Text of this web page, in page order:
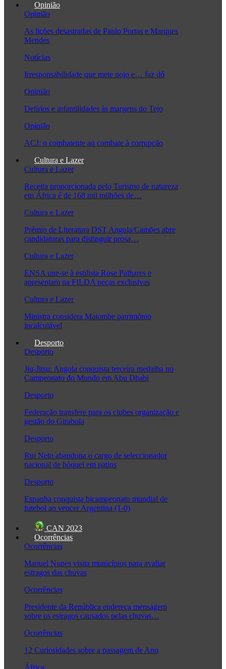
Opinião
Opinião
As lições desastradas de Paulo Portas e Marques
Mendes
Notícias
Irresponsabilidade que mete nojo e… faz dó
Opinião
Delírios e infantilidades às margens do Tejo
Opinião
ACJ: o combatente ao combate à corrupção
Cultura e Lazer
Cultura e Lazer
Receita proporcionada pelo Turismo de natureza
em África é de 168 mil milhões de…
Cultura e Lazer
Prémio de Literatura DST Angola/Camões abre
candidaturas para distinguir prosa…
Cultura e Lazer
ENSA une-se à estilista Rose Palhares e
apresentam na FILDA peças exclusivas
Cultura e Lazer
Ministra considera Maiombe património
incalculável
Desporto
Desporto
Jiu-Jitsu: Angola conquista terceira medalha no
Campeonato do Mundo em Abu Dhabi
Desporto
Federação transfere para os clubes organização e
gestão do Girabola
Desporto
Rui Neto abandona o cargo de seleccionador
nacional de hóquei em patins
Desporto
Espanha conquista bicampeonato mundial de
futebol ao vencer Argentina (1-0)
CAN 2023
Ocorrências
Ocorrências
Manuel Nunes visita municípios para avaliar
estragos das chuvas
Ocorrências
Presidente da República endereça mensagem
sobre os estragos causados pelas chuvas…
Ocorrências
12 Curiosidades sobre a passagem de Ano
África